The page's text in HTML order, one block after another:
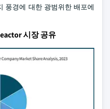
풍경에 대한 광범위한 배포에
시장 공유